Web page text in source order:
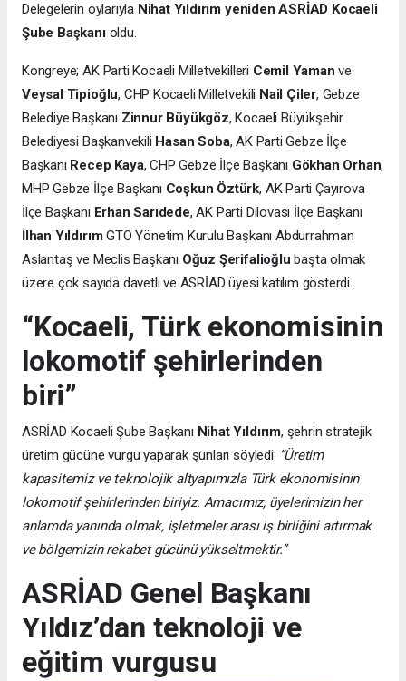
Delegelerin oylarıyla Nihat Yıldırım yeniden ASRİAD Kocaeli
Şube Başkanıoldu.
Kongreye; AK Parti Kocaeli Milletvekilleri Cemil Yaman ve
Veysal Tipioğlu, CHP Kocaeli Milletvekili Nail Çiler, Gebze
Belediye Başkanı Zinnur Büyükgöz, Kocaeli Büyükşehir
Belediyesi Başkanvekili Hasan Soba, AK Parti Gebze İlçe
Başkanı Recep Kaya, CHP Gebze İlçe Başkanı Gökhan Orhan,
MHP Gebze İlçe Başkanı Coşkun Öztürk, AK Parti Çayırova
İlçe Başkanı Erhan Sarıdede, AK Parti Dilovası İlçe Başkanı
İlhan YıldırımGTO Yönetim Kurulu Başkanı Abdurrahman
Aslantaş ve Meclis Başkanı Oğuz Şerifalioğlu başta olmak
üzere çok sayıda davetli ve ASRİAD üyesi katılım gösterdi.
“Kocaeli, Türk ekonomisinin
lokomotif şehirlerinden
biri”
ASRİAD Kocaeli Şube Başkanı Nihat Yıldırım, şehrin stratejik
üretim gücüne vurgu yaparak şunları söyledi: “Üretim
kapasitemiz ve teknolojik altyapımızla Türk ekonomisinin
lokomotif şehirlerinden biriyiz. Amacımız, üyelerimizin her
anlamda yanında olmak, işletmeler arası iş birliğini artırmak
ve bölgemizin rekabet gücünü yükseltmektir.”
ASRİAD Genel Başkanı
Yıldız’dan teknoloji ve
eğitim vurgusu